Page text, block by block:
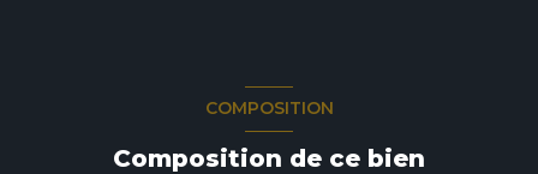
COMPOSITION
Composition de ce bien